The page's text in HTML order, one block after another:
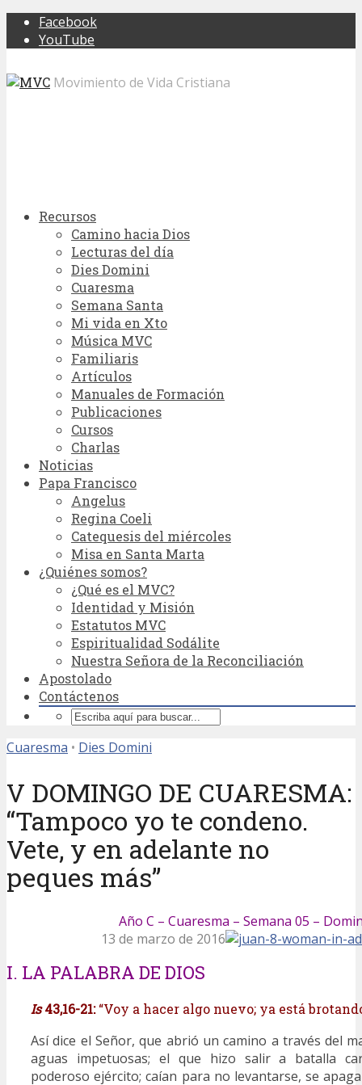
Facebook
YouTube
Movimiento de Vida Cristiana
Recursos
Camino hacia Dios
Lecturas del día
Dies Domini
Cuaresma
Semana Santa
Mi vida en Xto
Música MVC
Familiaris
Artículos
Manuales de Formación
Publicaciones
Cursos
Charlas
Noticias
Papa Francisco
Angelus
Regina Coeli
Catequesis del miércoles
Misa en Santa Marta
¿Quiénes somos?
¿Qué es el MVC?
Identidad y Misión
Estatutos MVC
Espiritualidad Sodálite
Nuestra Señora de la Reconciliación
Apostolado
Contáctenos
Cuaresma • Dies Domini
V DOMINGO DE CUARESMA:
“Tampoco yo te condeno.
Vete, y en adelante no
peques más”
Año C – Cuaresma – Semana 05 –
13 de marzo de 2016
I. LA PALABRA DE DIOS
Is43,16-21:“Voy a hacer algo nuevo; ya está
Así dice el Señor, que abrió un camino a través del
aguas impetuosas; el que hizo salir a batalla
poderoso ejército; caían para no levantarse, se